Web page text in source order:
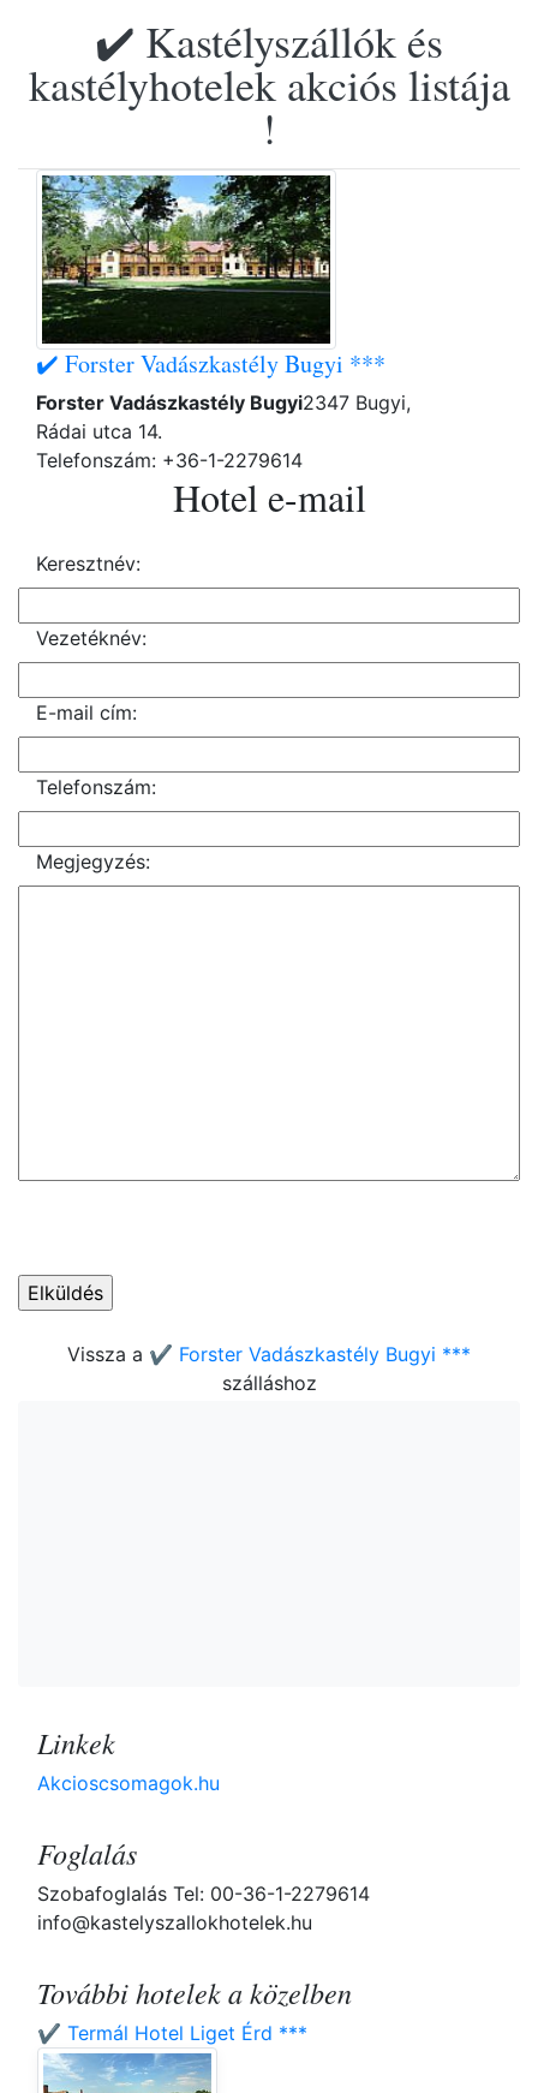
✔️ Kastélyszállók és
kastélyhotelek akciós listája
!
✔️ Forster Vadászkastély Bugyi ***
Forster Vadászkastély Bugyi2347 Bugyi,
Rádai utca 14.
Telefonszám: +36-1-2279614
Hotel e-mail
Keresztnév:
Vezetéknév:
E-mail cím:
Telefonszám:
Megjegyzés:
Vissza a ✔️ Forster Vadászkastély Bugyi ***
szálláshoz
Linkek
Akcioscsomagok.hu
Foglalás
Szobafoglalás Tel: 00-36-1-2279614
info@kastelyszallokhotelek.hu
További hotelek a közelben
✔️ Termál Hotel Liget Érd ***